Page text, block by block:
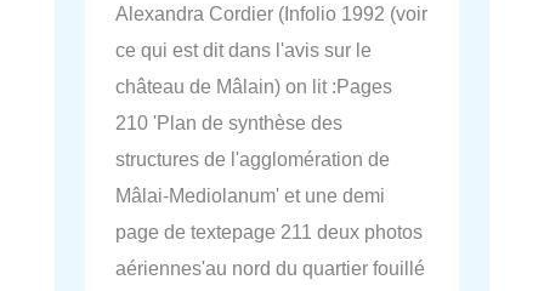
Alexandra Cordier (Infolio 1992 (voir
ce qui est dit dans l'avis sur le
château de Mâlain) on lit :Pages
210 'Plan de synthèse des
structures de l'agglomération de
Mâlai-Mediolanum' et une demi
page de textepage 211 deux photos
aériennes'au nord du quartier fouillé